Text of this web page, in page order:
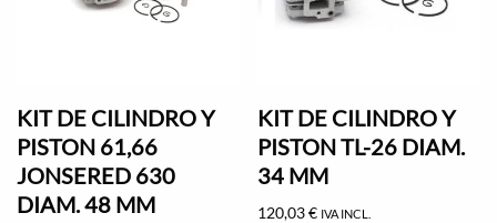
KIT DE CILINDRO Y
PISTON 61,66
JONSERED 630
DIAM. 48 MM
KIT DE CILINDRO Y
PISTON TL-26 DIAM.
34 MM
120,03€ IVA INCL.